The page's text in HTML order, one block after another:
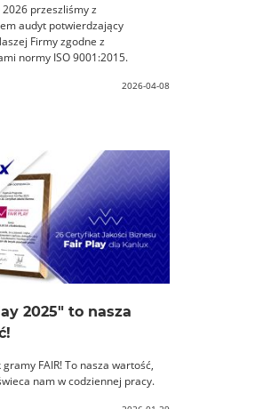
przeszliśmy z
audyt potwierdzający
Firmy zgodne z
normy ISO 9001:2015.
2026-04-08
2025" to nasza
FAIR! To nasza wartość,
nam w codziennej pracy.